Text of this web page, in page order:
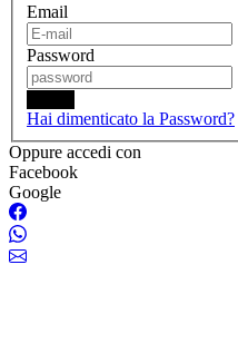
Email
Password
Hai dimenticato la Password?
Oppure accedi con
Facebook
Google